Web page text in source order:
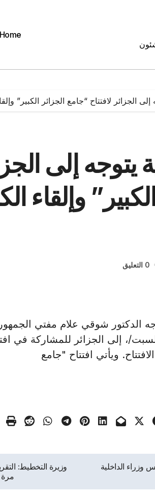
Home
الجزائر لافتتاح “جامع الجزائر الكبير”
إلى
وإلقاء
0 التعليق
/أ ش أ/ توجه الدكتور شوقي علام مفتي
، إلى الجزائر للمشاركة في
ويأتي افتتاح "جامع
أعمال الدورة الـ41 لمجلس وزراء الداخلية
وزيرة التخطيط:
مرة